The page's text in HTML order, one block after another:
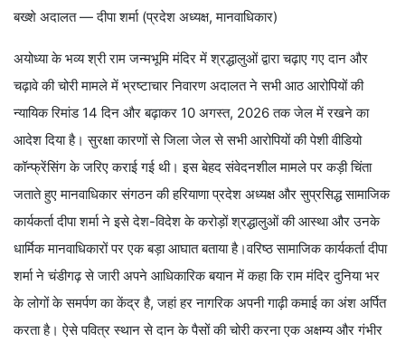
बख्शे अदालत — दीपा शर्मा (प्रदेश अध्यक्ष, मानवाधिकार)
अयोध्या के भव्य श्री राम जन्मभूमि मंदिर में श्रद्धालुओं द्वारा चढ़ाए गए दान और
चढ़ावे की चोरी मामले में भ्रष्टाचार निवारण अदालत ने सभी आठ आरोपियों की
न्यायिक रिमांड 14 दिन और बढ़ाकर 10 अगस्त, 2026 तक जेल में रखने का
आदेश दिया है। सुरक्षा कारणों से जिला जेल से सभी आरोपियों की पेशी वीडियो
कॉन्फ्रेंसिंग के जरिए कराई गई थी। इस बेहद संवेदनशील मामले पर कड़ी चिंता
जताते हुए मानवाधिकार संगठन की हरियाणा प्रदेश अध्यक्ष और सुप्रसिद्ध सामाजिक
कार्यकर्ता दीपा शर्मा ने इसे देश-विदेश के करोड़ों श्रद्धालुओं की आस्था और उनके
धार्मिक मानवाधिकारों पर एक बड़ा आघात बताया है।वरिष्ठ सामाजिक कार्यकर्ता दीपा
शर्मा ने चंडीगढ़ से जारी अपने आधिकारिक बयान में कहा कि राम मंदिर दुनिया भर
के लोगों के समर्पण का केंद्र है, जहां हर नागरिक अपनी गाढ़ी कमाई का अंश अर्पित
करता है। ऐसे पवित्र स्थान से दान के पैसों की चोरी करना एक अक्षम्य और गंभीर